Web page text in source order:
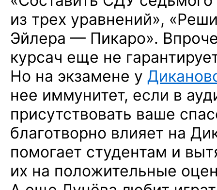
из трех уравнений»,
Эйлера — Пикаро».
курсач еще не
Но на экзамене у
нее иммунитет, если в
присутствовать ваше
благотворно влияет на
помогает студентам и
их на положительные